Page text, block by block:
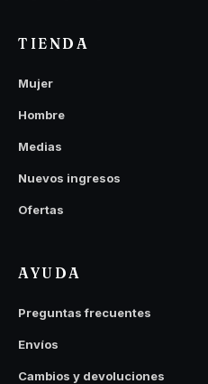
TIENDA
Mujer
Hombre
Medias
Nuevos ingresos
Ofertas
AYUDA
Preguntas frecuentes
Envíos
Cambios y devoluciones